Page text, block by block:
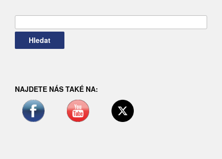
NAJDETE NÁS TAKÉ NA: